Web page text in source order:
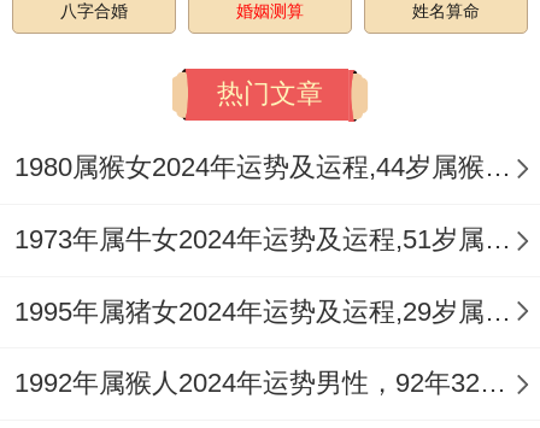
属鸡人今年易感疲劳、失眠或炎症，尤需防
范夏暑之心脑不适，除生理层面，「自刑」
也暗示情绪抑郁、自我施压，需警惕焦虑累
积。
由养生论，当注重「金水」涵养，多食用白
冬季节，可借「祥安阁一路畅行车挂」悬于
座驾，其稳镇之气能护佑出入平安，缓解路
八字合婚 婚姻测算 姓名算命
热门文章
1980属猴女2024年运势及运程,44岁属猴人2024全年每月运势女性如何
1973年属牛女2024年运势及运程,51岁属牛人2024全年每月运势女性如何
1995年属猪女2024年运势及运程,29岁属猪人2024全年每月运势女性如何
1992年属猴人2024年运势男性，92年32岁属猴男2024年每月运程怎么样